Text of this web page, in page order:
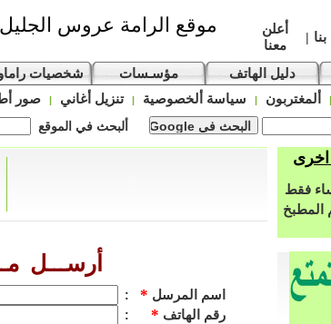
موقع الرامة عروس
أعلن
معنا
|
شخصيات مؤسـسات دليل الهاتف
| ألمغتربون | سياسة ألخصوصية | تنزيل أغاني | صور
ألبحث في الموقع
أرســـل
اسم المرسل *
:
رقم الهاتف *
:
اخرى
فقط
المطبخ